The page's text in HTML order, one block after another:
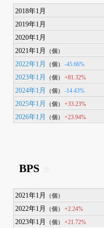
2018年1月
2019年1月
2020年1月
2021年1月
（個）
2022年1月
（個） -45.66%
2023年1月
（個） +81.32%
2024年1月
（個） -14.43%
2025年1月
（個） +33.23%
2026年1月
（個） +23.94%
BPS
2021年1月 （個）
2022年1月
（個） +2.24%
2023年1月
（個） +21.72%